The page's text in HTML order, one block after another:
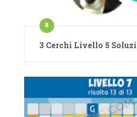
3 Cerchi Livello 5